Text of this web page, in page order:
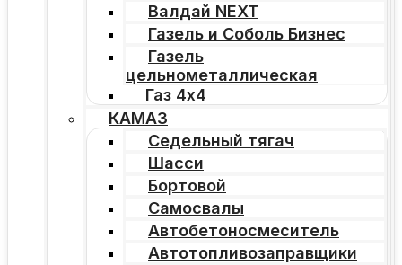
Валдай NEXT
Газель и Соболь Бизнес
Газель
цельнометаллическая
Газ 4х4
КАМАЗ
Седельный тягач
Шасси
Бортовой
Самосвалы
Автобетоносмеситель
Автотопливозаправщики